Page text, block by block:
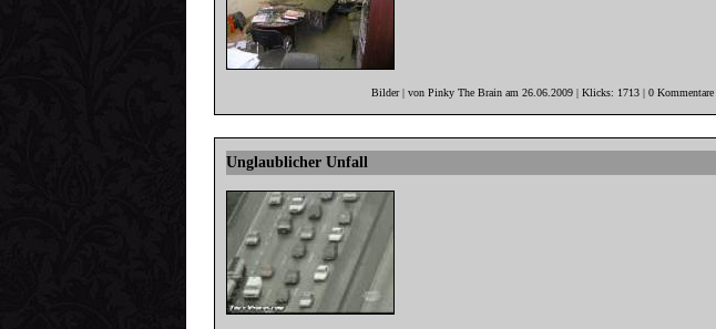
Bilder | von Pinky The Brain am 26.06.2009 | Klicks: 1713 | 0 Kommentare
Unglaublicher Unfall